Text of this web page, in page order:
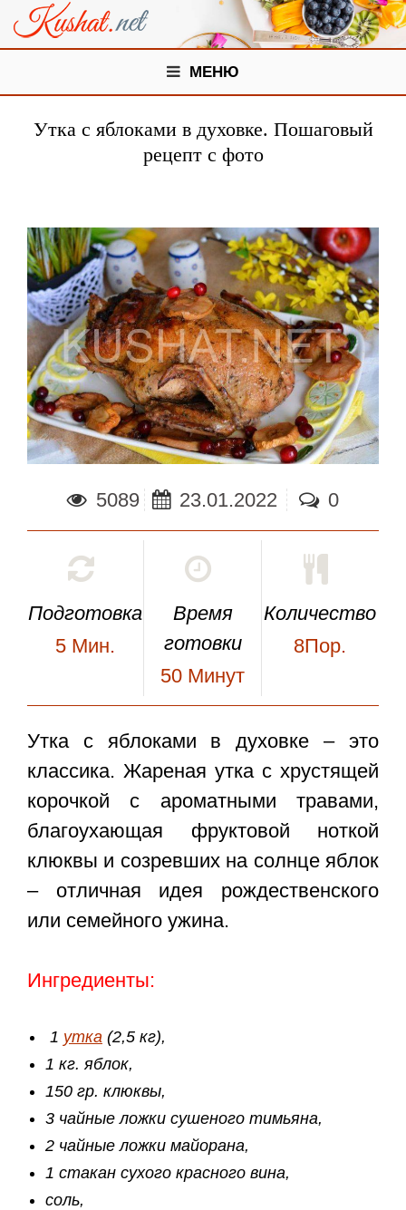
МЕНЮ
Утка с яблоками в духовке. Пошаговый
рецепт с фото
5089 23.01.2022 0
Подготовка
5 Мин.
Время
готовки
50 Минут
Количество
8Пор.
Утка с яблоками в духовке – это
классика. Жареная утка с хрустящей
корочкой с ароматными травами,
благоухающая фруктовой ноткой
клюквы и созревших на солнце яблок
– отличная идея рождественского
или семейного ужина.
Ингредиенты:
1 утка (2,5 кг),
1 кг. яблок,
150 гр. клюквы,
3 чайные ложки сушеного тимьяна,
2 чайные ложки майорана,
1 стакан сухого красного вина,
соль,